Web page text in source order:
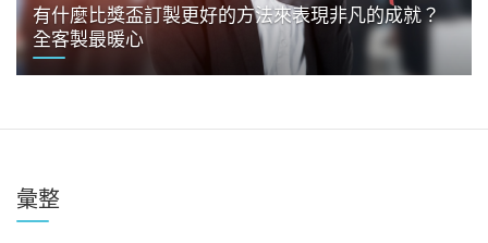
有什麼比獎盃訂製更好的方法來表現非凡的成就？
全客製最暖心
彙整